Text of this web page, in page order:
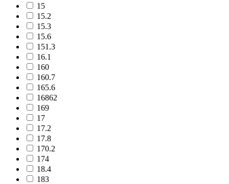
15
15.2
15.3
15.6
151.3
16.1
160
160.7
165.6
16862
169
17
17.2
17.8
170.2
174
18.4
183